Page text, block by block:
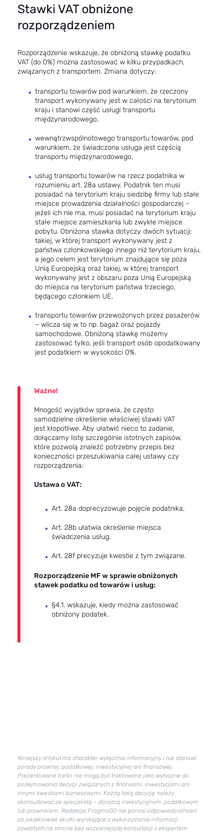
Stawki VAT obniżone
rozporządzeniem
Rozporządzenie wskazuje, że obniżoną stawkę podatku
VAT (do 0%) można zastosować w kilku przypadkach,
związanych z transportem. Zmiana dotyczy:
transportu towarów pod warunkiem, że rzeczony
transport wykonywany jest w całości na terytorium
kraju i stanowi część usługi transportu
międzynarodowego,
wewnątrzwspólnotowego transportu towarów, pod
warunkiem, że świadczona usługa jest częścią
transportu międzynarodowego,
usług transportu towarów na rzecz podatnika w
rozumieniu art. 28a ustawy. Podatnik ten musi
posiadać na terytorium kraju siedzibę firmy lub stałe
miejsce prowadzenia działalności gospodarczej –
jeżeli ich nie ma, musi posiadać na terytorium kraju
stałe miejsce zamieszkania lub zwykłe miejsce
pobytu. Obniżona stawka dotyczy dwóch sytuacji:
takiej, w której transport wykonywany jest z
państwa członkowskiego innego niż terytorium kraju,
a jego celem jest terytorium znajdujące się poza
Unią Europejską oraz takiej, w której transport
wykonywany jest z obszaru poza Unią Europejską
do miejsca na terytorium państwa trzeciego,
będącego członkiem UE,
transportu towarów przewożonych przez pasażerów
– wlicza się w to np. bagaż oraz pojazdy
samochodowe. Obniżoną stawkę możemy
zastosować tylko, jeśli transport osób opodatkowany
jest podatkiem w wysokości 0%.
Ważne!
Mnogość wyjątków sprawia, że często
samodzielne określenie właściwej stawki VAT
jest kłopotliwe. Aby ułatwić nieco to zadanie,
dołączamy listę szczególnie istotnych zapisów,
które pozwolą znaleźć potrzebny przepis bez
konieczności przeszukiwania całej ustawy czy
rozporządzenia:
Ustawa o VAT:
Art. 28a doprecyzowuje pojęcie podatnika,
Art. 28b ułatwia określenie miejsca
świadczenia usług,
Art. 28f precyzuje kwestie z tym związane.
Rozporządzenie MF w sprawie obniżonych
stawek podatku od towarów i usług:
§4.1. wskazuje, kiedy można zastosować
obniżony podatek.
Niniejszy artykuł ma charakter wyłącznie informacyjny i nie stanowi
porady prawnej, podatkowej, inwestycyjnej ani finansowej.
Prezentowane treści nie mogą być traktowane jako wytyczne do
podejmowania decyzji związanych z finansami, inwestycjami ani
innymi kwestiami biznesowymi. Każdą taką decyzję należy
skonsultować ze specjalistą – doradcą inwestycyjnym, podatkowym
lub prawnikiem. Redakcja PragmaGO nie ponosi odpowiedzialności
za jakiekolwiek skutki wynikające z wykorzystania informacji
zawartych na stronie bez wcześniejszej konsultacji z ekspertem.